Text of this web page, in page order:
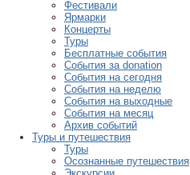
Фестивали
Ярмарки
Концерты
Туры
Бесплатные события
События за donation
События на сегодня
События на неделю
События на выходные
События на месяц
Архив событий
Туры и путешествия
Туры
Осознанные путешествия